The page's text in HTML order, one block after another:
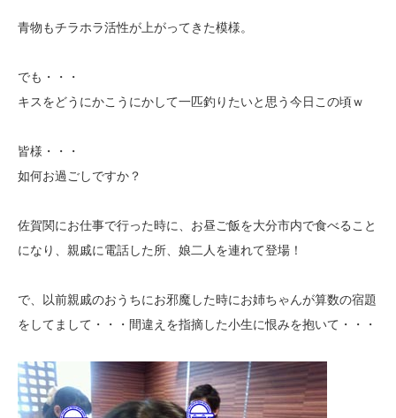
青物もチラホラ活性が上がってきた模様。
でも・・・
キスをどうにかこうにかして一匹釣りたいと思う今日この頃ｗ
皆様・・・
如何お過ごしですか？
佐賀関にお仕事で行った時に、お昼ご飯を大分市内で食べること
になり、親戚に電話した所、娘二人を連れて登場！
で、以前親戚のおうちにお邪魔した時にお姉ちゃんが算数の宿題
をしてまして・・・間違えを指摘した小生に恨みを抱いて・・・